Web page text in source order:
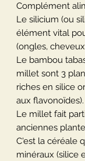
Complément
Le silicium (ou
élément vital
(ongles,
Le bambou
millet sont 3
riches en silice
aux flavonoïdes).
Le millet fait
anciennes
C'est la céréale
minéraux (silice